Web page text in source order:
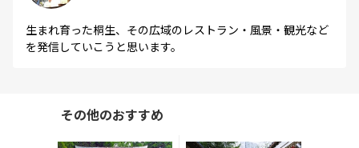
生まれ育った桐生、その広域のレストラン・風景・観光など
を発信していこうと思います。
その他のおすすめ